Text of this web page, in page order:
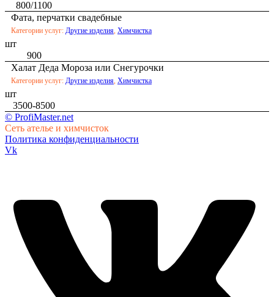
800/1100
Фата, перчатки свадебные
Категории услуг: Другие изделия, Химчистка
шт
900
Халат Деда Мороза или Снегурочки
Категории услуг: Другие изделия, Химчистка
шт
3500-8500
© ProfiMaster.net
Сеть ателье и химчисток
Политика конфиденциальности
Vk